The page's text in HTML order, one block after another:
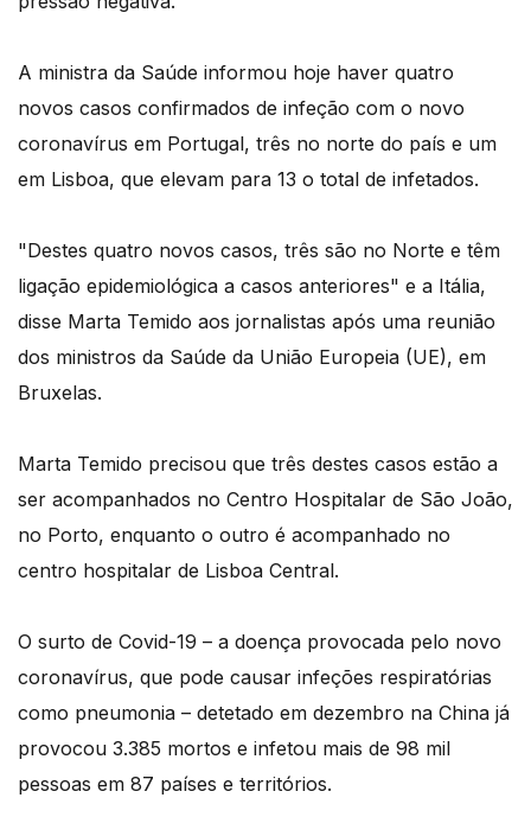
A ministra da Saúde informou hoje haver quatro
novos casos confirmados de infeção com o novo
coronavírus em Portugal, três no norte do país e um
em Lisboa, que elevam para 13 o total de infetados.
"Destes quatro novos casos, três são no Norte e têm
ligação epidemiológica a casos anteriores" e a Itália,
disse Marta Temido aos jornalistas após uma reunião
dos ministros da Saúde da União Europeia (UE), em
Bruxelas.
Marta Temido precisou que três destes casos estão a
ser acompanhados no Centro Hospitalar de São João,
no Porto, enquanto o outro é acompanhado no
centro hospitalar de Lisboa Central.
O surto de Covid-19 – a doença provocada pelo novo
coronavírus, que pode causar infeções respiratórias
como pneumonia – detetado em dezembro na China já
provocou 3.385 mortos e infetou mais de 98 mil
pessoas em 87 países e territórios.